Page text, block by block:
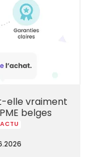
elle vraiment
belges
ACTU